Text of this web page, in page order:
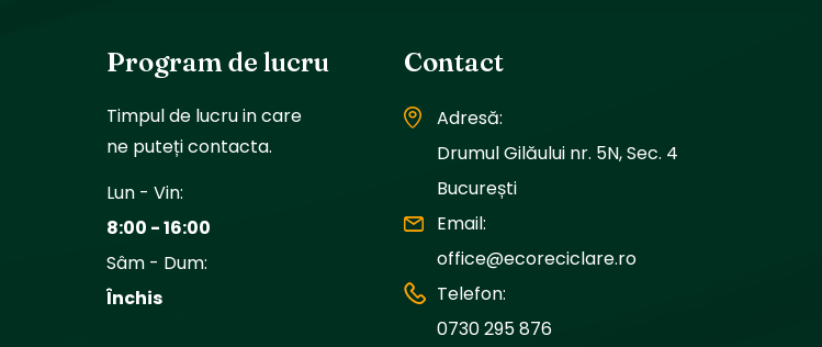
Program de lucru
Timpul de lucru in care
ne puteți contacta.
Lun - Vin:
8:00 - 16:00
Sâm - Dum:
Închis
Contact
Adresă:
Drumul Gilăului nr. 5N, Sec. 4
București
Email:
office@ecoreciclare.ro
Telefon:
0730 295 876